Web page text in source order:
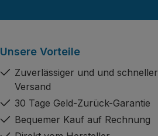
Unsere Vorteile
Zuverlässiger und und schneller
Versand
30 Tage Geld-Zurück-Garantie
Bequemer Kauf auf Rechnung